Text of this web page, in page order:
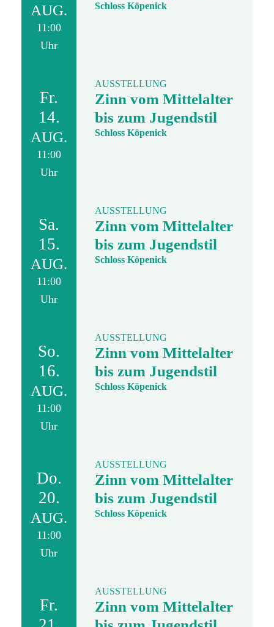
AUG.
11:00
Uhr
Schloss Köpenick
Fr.
14.
AUG.
11:00
Uhr
AUSSTELLUNG
Zinn vom Mittelalter
bis zum Jugendstil
Schloss Köpenick
Sa.
15.
AUG.
11:00
Uhr
AUSSTELLUNG
Zinn vom Mittelalter
bis zum Jugendstil
Schloss Köpenick
So.
16.
AUG.
11:00
Uhr
AUSSTELLUNG
Zinn vom Mittelalter
bis zum Jugendstil
Schloss Köpenick
Do.
20.
AUG.
11:00
Uhr
AUSSTELLUNG
Zinn vom Mittelalter
bis zum Jugendstil
Schloss Köpenick
Fr.
AUSSTELLUNG
Zinn vom Mittelalter